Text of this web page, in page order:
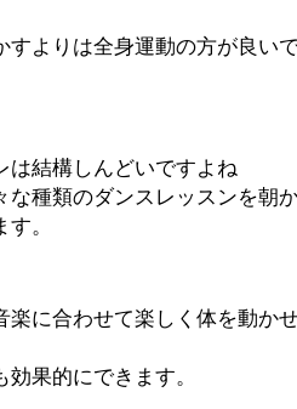
すよりは全身運動の方が良い
は結構しんどいですよね
な種類のダンスレッスンを朝
。
楽に合わせて楽しく体を動か
果的にできます。